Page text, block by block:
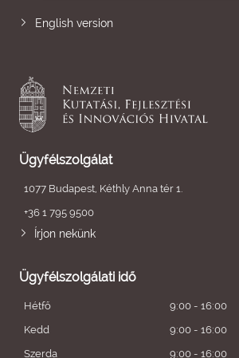
English version
Ügyfélszolgálat
1077 Budapest, Kéthly Anna tér 1.
+36 1 795 9500
Írjon nekünk
Ügyfélszolgálati idő
Hétfő
9:00 - 16:00
Kedd
9:00 - 16:00
Szerda
9:00 - 16:00